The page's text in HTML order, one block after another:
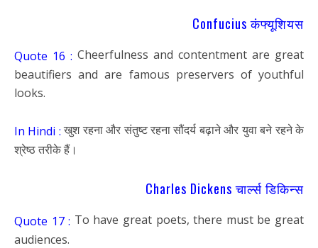
Confucius कंफ्यूशियस
Quote 16 : Cheerfulness and contentment are great
beautifiers and are famous preservers of youthful
looks.
In Hindi :खुश रहना और संतुष्ट रहना सौंदर्य बढ़ाने और युवा बने रहने के
श्रेष्ठ तरीके हैं।
Charles Dickens चार्ल्स डिकिन्स
Quote 17 : To have great poets, there must be great
audiences.